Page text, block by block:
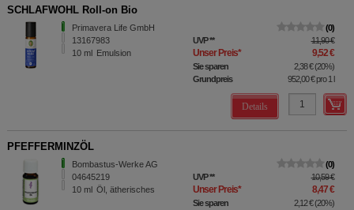
SCHLAFWOHL Roll-on Bio
Primavera Life GmbH
13167983
10 ml Emulsion
0
UVP** 11,90 €
Unser Preis* 9,52 €
Sie sparen 2,38 €(20%)
Grundpreis
952,00 €pro 1 l
Details
PFEFFERMINZÖL
Bombastus-Werke AG
04645219
10 ml Öl, ätherisches
0
UVP** 10,59 €
Unser Preis* 8,47 €
Sie sparen 2,12 €(20%)